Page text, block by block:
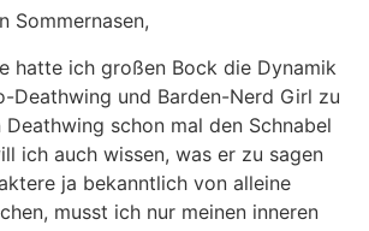
Sommernasen,
hatte ich großen Bock die Dynamik
Deathwing und Barden-Nerd Girl zu
Deathwing schon mal den Schnabel
ich auch wissen, was er zu sagen
ja bekanntlich von alleine
musst ich nur meinen inneren